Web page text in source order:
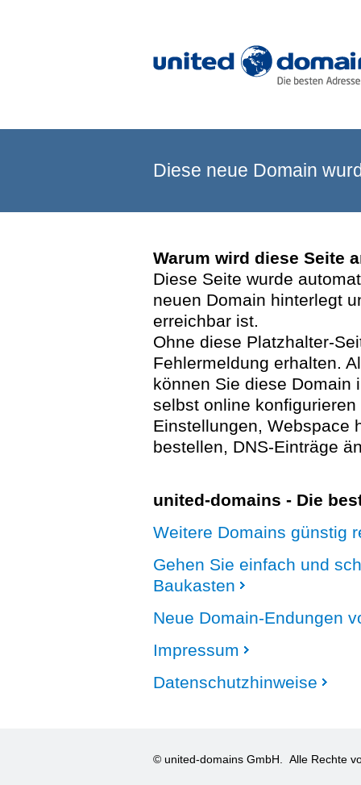
Diese neue Domain
Warum wird diese Seite
Diese Seite wurde
neuen Domain hinterlegt
erreichbar ist.
Ohne diese Platzhalter-
Fehlermeldung erhalten.
können Sie diese Domain
selbst online
Einstellungen, Webspace
bestellen, DNS-Einträge
united-domains - Die
Weitere Domains günstig
Gehen Sie einfach und
Baukasten
Neue Domain-Endungen
Impressum
Datenschutzhinweise
© united-domains GmbH. Alle Rechte